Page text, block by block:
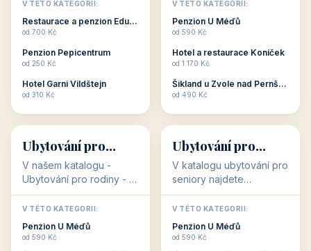
dovolenou přímo
souvisejí. Aktivní
odpočinek jso...
V TÉTO KATEGORII:
Restaurace a penzion Eduard
od 700 Kč
Penzion Pepicentrum
od 250 Kč
Hotel Garni Vildštejn
od 310 Kč
cenově dostupné
ubytování v ČR. Budete
c...
V TÉTO KATEGORII:
Penzion U Méďů
od 590 Kč
Hotel a restaurace Koníček
od 1 170 Kč
Šikland u Zvole nad Pernštejnem
od 490 Kč
👨‍👩‍👧‍👦
👨‍👩‍👧‍👦
34 objektů
Ubytování pro
rodiny
V našem katalogu -
Ubytování pro rodiny -
jsou pro Vás připraveny
objekty, které svojí
polohou či vybaveností,
nabízí klidné ubytování
V TÉTO KATEGORII:
Penzion U Méďů
od 590 Kč
🧓
🧓
33 objektů
Ubytování pro
seniory
V katalogu ubytování pro
seniory najdete
penziony a hotely, které
jsou přizpůsobeny pro
ubytování klientů vyššího
věku. Některé z nich
V TÉTO KATEGORII:
Penzion U Méďů
od 590 Kč